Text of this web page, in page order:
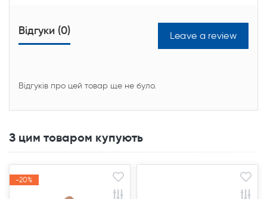
Відгуки (0) Leave a review
Відгуків про цей товар ще не було.
З цим товаром купують
-20%
-20%